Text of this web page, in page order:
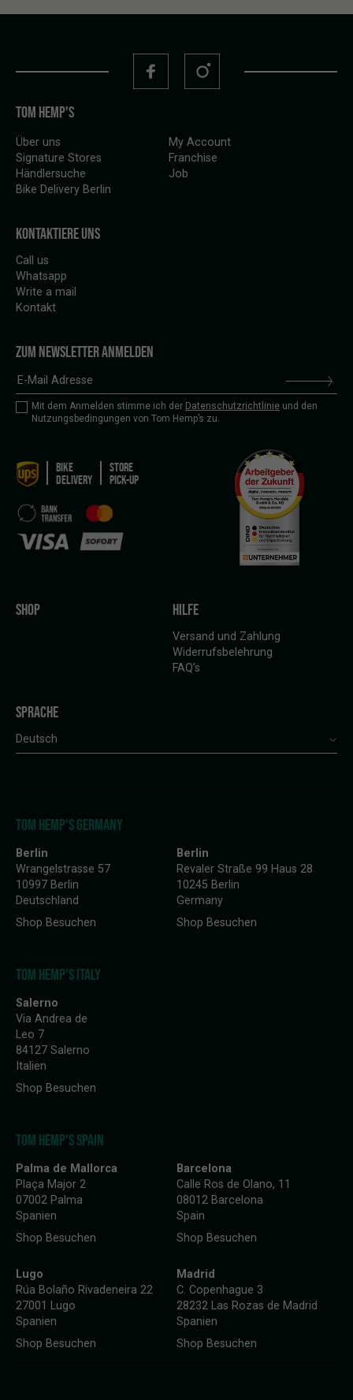
TOM HEMP'S
Über uns
Signature Stores
Händlersuche
Bike Delivery Berlin
My Account
Franchise
Job
KONTAKTIERE UNS
Call us
Whatsapp
Write a mail
Kontakt
ZUM NEWSLETTER ANMELDEN
Mit dem Anmelden stimme ich der Datenschutzrichtlinie und den
Nutzungsbedingungen von Tom Hemp’s zu.
BIKE
DELIVERY
STORE
PICK-UP
SHOP HILFE
Versand und Zahlung
Widerrufsbelehrung
FAQ’s
SPRACHE
Deutsch
TOM HEMP'S GERMANY
Berlin
Wrangelstrasse 57
10997 Berlin
Deutschland
Shop Besuchen
Berlin
Revaler Straße 99 Haus 28
10245 Berlin
Germany
Shop Besuchen
TOM HEMP'S ITALY
Salerno
Via Andrea de
Leo 7
84127 Salerno
Italien
Shop Besuchen
TOM HEMP'S SPAIN
Palma de Mallorca
Plaça Major 2
07002 Palma
Spanien
Shop Besuchen
Barcelona
Calle Ros de Olano, 11
08012 Barcelona
Spain
Shop Besuchen
Lugo
Rúa Bolaño Rivadeneira 22
27001 Lugo
Spanien
Shop Besuchen
Madrid
C. Copenhague 3
28232 Las Rozas de Madrid
Spanien
Shop Besuchen